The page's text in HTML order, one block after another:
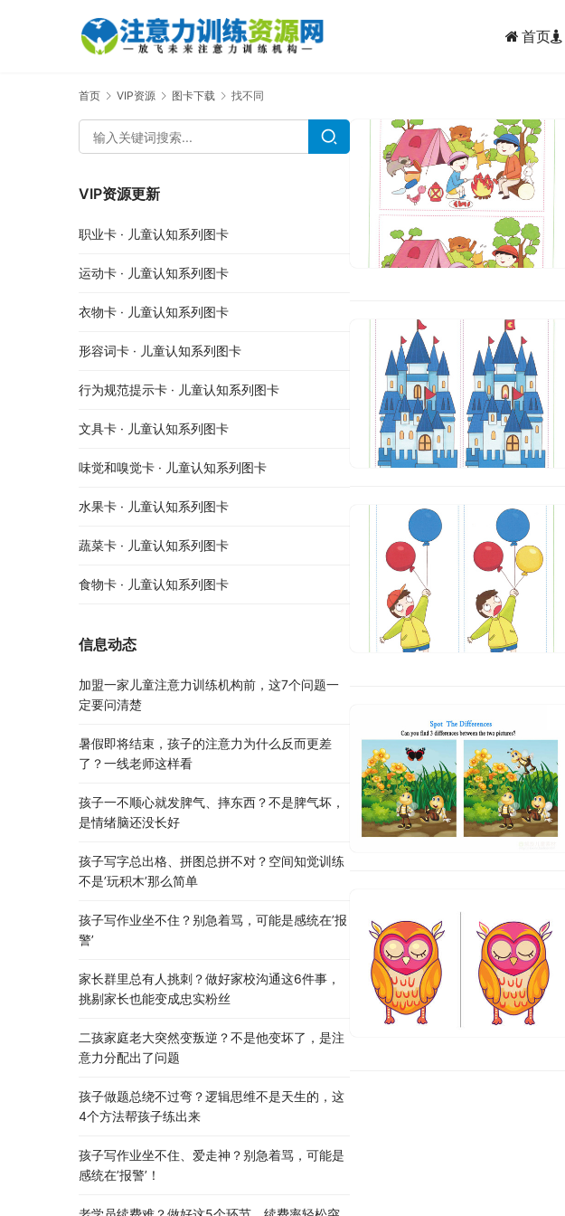
首页
首页 VIP资源 图卡下载 找不同
VIP资源更新
职业卡 · 儿童认知系列图卡
运动卡 · 儿童认知系列图卡
衣物卡 · 儿童认知系列图卡
形容词卡 · 儿童认知系列图卡
行为规范提示卡 · 儿童认知系列图卡
文具卡 · 儿童认知系列图卡
味觉和嗅觉卡 · 儿童认知系列图卡
水果卡 · 儿童认知系列图卡
蔬菜卡 · 儿童认知系列图卡
食物卡 · 儿童认知系列图卡
信息动态
加盟一家儿童注意力训练机构前，这7个问题一
定要问清楚
暑假即将结束，孩子的注意力为什么反而更差
了？一线老师这样看
孩子一不顺心就发脾气、摔东西？不是脾气坏，
是情绪脑还没长好
孩子写字总出格、拼图总拼不对？空间知觉训练
不是’玩积木’那么简单
孩子写作业坐不住？别急着骂，可能是感统在’报
警’
家长群里总有人挑刺？做好家校沟通这6件事，
挑剔家长也能变成忠实粉丝
二孩家庭老大突然变叛逆？不是他变坏了，是注
意力分配出了问题
孩子做题总绕不过弯？逻辑思维不是天生的，这
4个方法帮孩子练出来
孩子写作业坐不住、爱走神？别急着骂，可能是
感统在’报警’！